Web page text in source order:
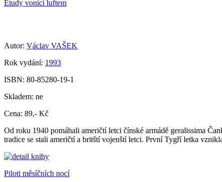
Etudy vonící luftem
Autor: Václav VAŠEK
Rok vydání: 1993
ISBN: 80-85280-19-1
Skladem: ne
Cena: 89,- Kč
Od roku 1940 pomáhali američtí letci čínské armádě geralissima
tradice se stali američtí a britští vojenští letci. První Tygří letka
Piloti měsíčních nocí